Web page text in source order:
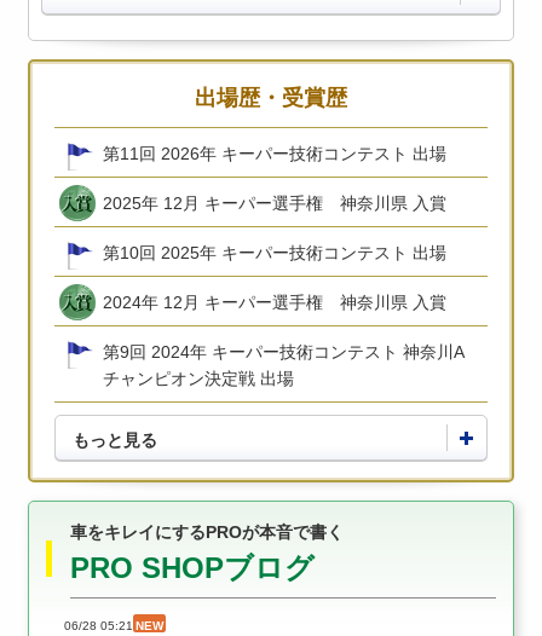
出場歴・受賞歴
第11回 2026年 キーパー技術コンテスト 出場
2025年 12月 キーパー選手権 神奈川県 入賞
第10回 2025年 キーパー技術コンテスト 出場
2024年 12月 キーパー選手権 神奈川県 入賞
第9回 2024年 キーパー技術コンテスト 神奈川A
チャンピオン決定戦 出場
もっと見る
車をキレイにするPROが本音で書く
PRO SHOPブログ
06/28 05:21 NEW